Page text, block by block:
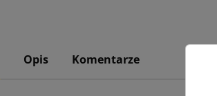
Opis Komentarze